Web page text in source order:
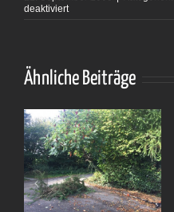
deaktiviertfür
Ähnliche Beiträge